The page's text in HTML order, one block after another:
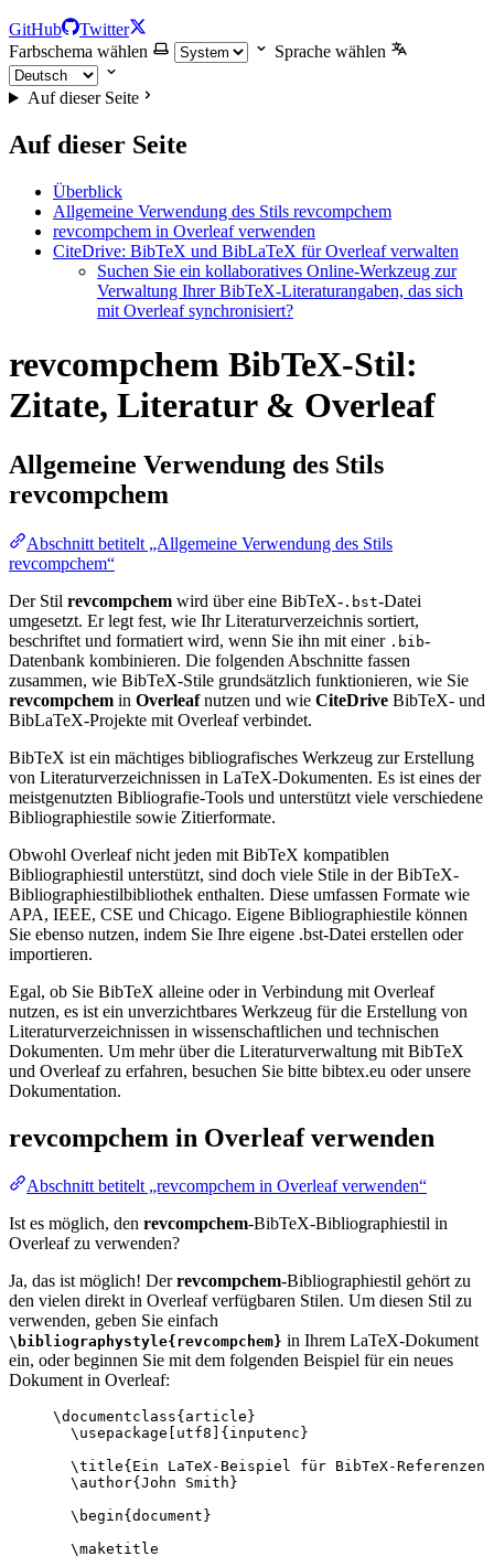
GitHub
Twitter
Farbschema wählen
Sprache wählen
Auf dieser Seite
Auf dieser Seite
Überblick
Allgemeine Verwendung des Stils revcompchem
revcompchem in Overleaf verwenden
CiteDrive: BibTeX und BibLaTeX für Overleaf verwalten
Suchen Sie ein kollaboratives Online-Werkzeug zur
Verwaltung Ihrer BibTeX-Literaturangaben, das sich
mit Overleaf synchronisiert?
revcompchem BibTeX-Stil:
Zitate, Literatur & Overleaf
Allgemeine Verwendung des Stils
revcompchem
Abschnitt betitelt „Allgemeine Verwendung des Stils
revcompchem“
Der Stil revcompchem wird über eine BibTeX- .bst-Datei
umgesetzt. Er legt fest, wie Ihr Literaturverzeichnis sortiert,
beschriftet und formatiert wird, wenn Sie ihn mit einer .bib-
Datenbank kombinieren. Die folgenden Abschnitte fassen
zusammen, wie BibTeX-Stile grundsätzlich funktionieren, wie Sie
revcompchem in Overleafnutzen und wie CiteDrive BibTeX- und
BibLaTeX-Projekte mit Overleaf verbindet.
BibTeX ist ein mächtiges bibliografisches Werkzeug zur Erstellung
von Literaturverzeichnissen in LaTeX-Dokumenten. Es ist eines der
meistgenutzten Bibliografie-Tools und unterstützt viele verschiedene
Bibliographiestile sowie Zitierformate.
Obwohl Overleaf nicht jeden mit BibTeX kompatiblen
Bibliographiestil unterstützt, sind doch viele Stile in der BibTeX-
Bibliographiestilbibliothek enthalten. Diese umfassen Formate wie
APA, IEEE, CSE und Chicago. Eigene Bibliographiestile können
Sie ebenso nutzen, indem Sie Ihre eigene .bst-Datei erstellen oder
importieren.
Egal, ob Sie BibTeX alleine oder in Verbindung mit Overleaf
nutzen, es ist ein unverzichtbares Werkzeug für die Erstellung von
Literaturverzeichnissen in wissenschaftlichen und technischen
Dokumenten. Um mehr über die Literaturverwaltung mit BibTeX
und Overleaf zu erfahren, besuchen Sie bitte bibtex.eu oder unsere
Dokumentation.
revcompchem in Overleaf verwenden
Abschnitt betitelt „revcompchem in Overleaf verwenden“
Ist es möglich, den revcompchem-BibTeX-Bibliographiestil in
Overleaf zu verwenden?
Ja, das ist möglich! Derrevcompchem-Bibliographiestil gehört zu
den vielen direkt in Overleaf verfügbaren Stilen. Um diesen Stil zu
verwenden, geben Sie einfach
\bibliographystyle{revcompchem} in Ihrem LaTeX-Dokument
ein, oder beginnen Sie mit dem folgenden Beispiel für ein neues
Dokument in Overleaf:
\documentclass{ article }
\usepackage
utf8 ]{ inputenc }
\title{Ein LaTeX-Beispiel für BibTeX-
\author{John Smith}
\begin{ document }
\maketitle